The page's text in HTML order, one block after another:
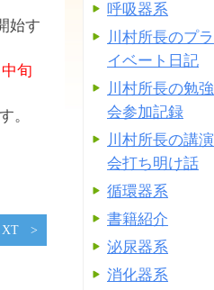
始す
旬
。
呼吸器系
川村所長のプラ
イベート日記
川村所長の勉強
会参加記録
川村所長の講演
会打ち明け話
循環器系
書籍紹介
泌尿器系
消化器系